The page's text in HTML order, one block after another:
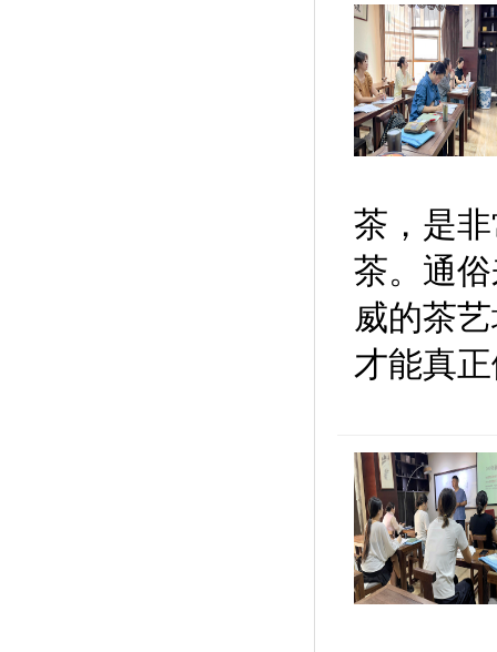
茶，是
茶。通
威的茶
才能真